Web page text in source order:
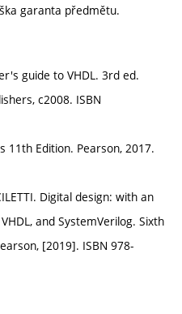
garanta předmětu.
guide to VHDL. 3rd ed.
c2008. ISBN
11th Edition. Pearson, 2017.
Digital design: with an
and SystemVerilog. Sixth
[2019]. ISBN 978-